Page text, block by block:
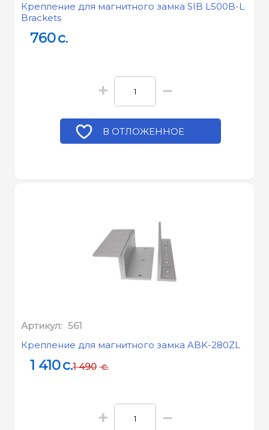
Крепление для магнитного замка SIB L500B-L
Brackets
760c.
+ −
В ОТЛОЖЕННОЕ
Артикул: 561
Крепление для магнитного замка ABK-280ZL
1 410c.1 490 c.
+ −